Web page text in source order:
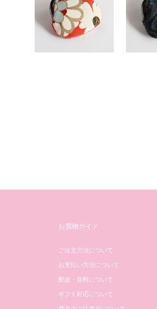
お買物ガイド
ご注文方法について
お支払い方法について
配送・送料について
ギフト対応について